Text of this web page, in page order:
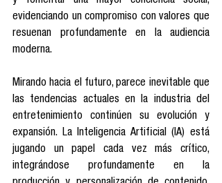
evidenciando un compromiso con valores que
resuenan profundamente en la audiencia
moderna.
Mirando hacia el futuro, parece inevitable que
las tendencias actuales en la industria del
entretenimiento continúen su evolución y
expansión. La Inteligencia Artificial (IA) está
jugando un papel cada vez más crítico,
integrándose profundamente en la